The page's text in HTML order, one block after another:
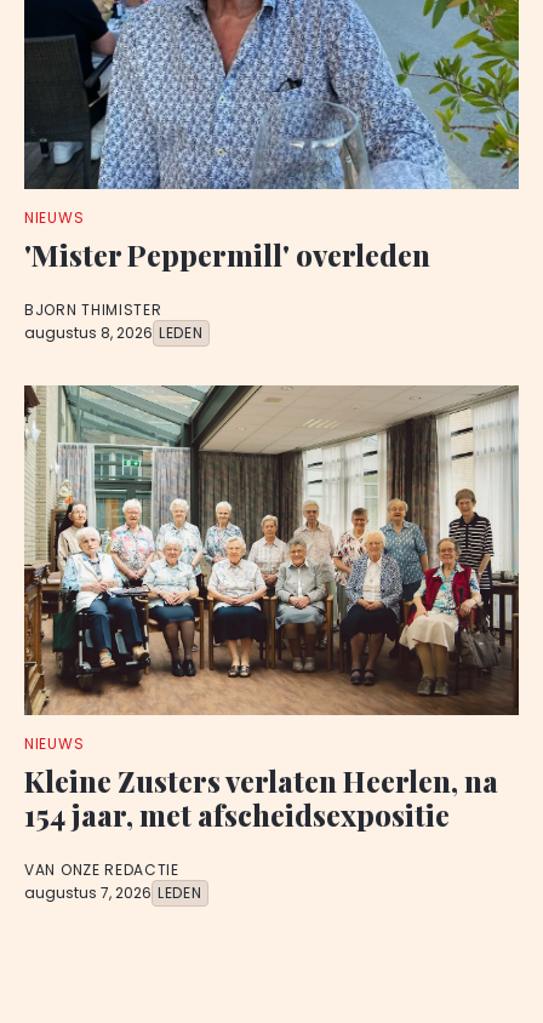
NIEUWS
'Mister Peppermill' overleden
BJORN THIMISTER
augustus 8, 2026 LEDEN
NIEUWS
Kleine Zusters verlaten Heerlen, na
154 jaar, met afscheidsexpositie
VAN ONZE REDACTIE
augustus 7, 2026 LEDEN